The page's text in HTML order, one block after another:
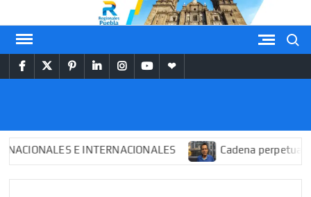
al
contenido
facebooktwitterpinterest
linkedininstagram
youtubethemespiral
PUEBLA
E INTERNACIONALES Cadena perpetua para